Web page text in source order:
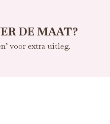
DE MAAT?
voor extra uitleg.